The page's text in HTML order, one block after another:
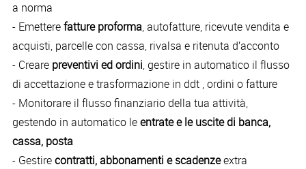
a norma
- Emetterefatture proforma, autofatture, ricevute vendita e
acquisti, parcelle con cassa, rivalsa e ritenuta d’acconto
- Creare preventivi ed ordini, gestire in automatico il flusso
di accettazione e trasformazione in ddt , ordini o fatture
- Monitorare il flusso finanziario della tua attività,
gestendo in automatico leentrate e le uscite di banca,
cassa, posta
- Gestirecontratti, abbonamenti e scadenzeextra